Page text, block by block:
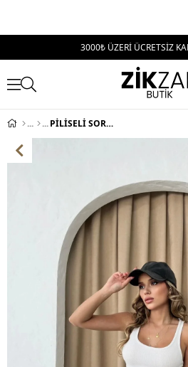
3000₺ ÜZERİ ÜCRETSİZ
PİLİSELİ SORT ETEK HAKİ